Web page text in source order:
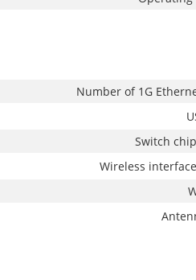
Number of 1G
Switch
Wireless